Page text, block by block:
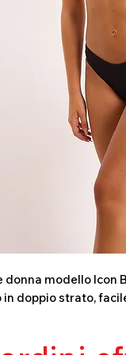
donna modello Icon
doppio strato,